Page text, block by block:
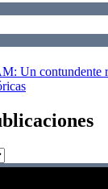
Un contundente